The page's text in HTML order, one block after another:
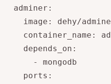
  adminer:
image: dehy/
container_name:
    depends_on:
      - mongodb
    ports: